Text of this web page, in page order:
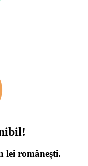
lei românești.